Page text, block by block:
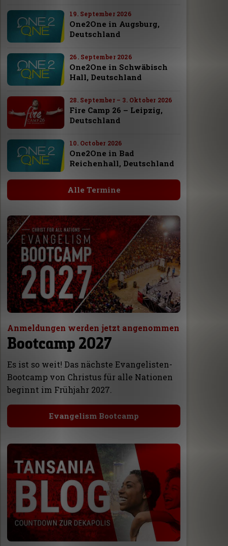
19. September 2026
One2One in Augsburg,
Deutschland
26. September 2026
One2One in Schwäbisch
Hall, Deutschland
28. September – 3. Oktober 2026
Fire Camp 26 – Leipzig,
Deutschland
10. October 2026
One2One in Bad
Reichenhall, Deutschland
Alle Termine
Anmeldungen werden jetzt angenommen
Bootcamp 2027
Es ist so weit! Das nächste Evangelisten-
Bootcamp von Christus für alle Nationen
beginnt im Frühjahr 2027.
Evangelism Bootcamp